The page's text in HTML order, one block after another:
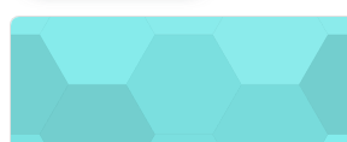
U.E 4.9 Soins et accompagnement de